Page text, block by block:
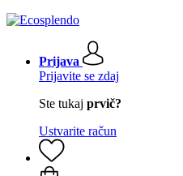
Prijava
Prijavite se zdaj
Ste tukaj prvič?
Ustvarite račun